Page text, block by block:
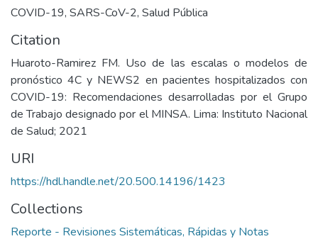
COVID-19, SARS-CoV-2, Salud Pública
Citation
Huaroto-Ramirez FM. Uso de las escalas o modelos de
pronóstico 4C y NEWS2 en pacientes hospitalizados con
COVID-19: Recomendaciones desarrolladas por el Grupo
de Trabajo designado por el MINSA. Lima: Instituto Nacional
de Salud; 2021
URI
https://hdl.handle.net/20.500.14196/1423
Collections
Reporte - Revisiones Sistemáticas, Rápidas y Notas